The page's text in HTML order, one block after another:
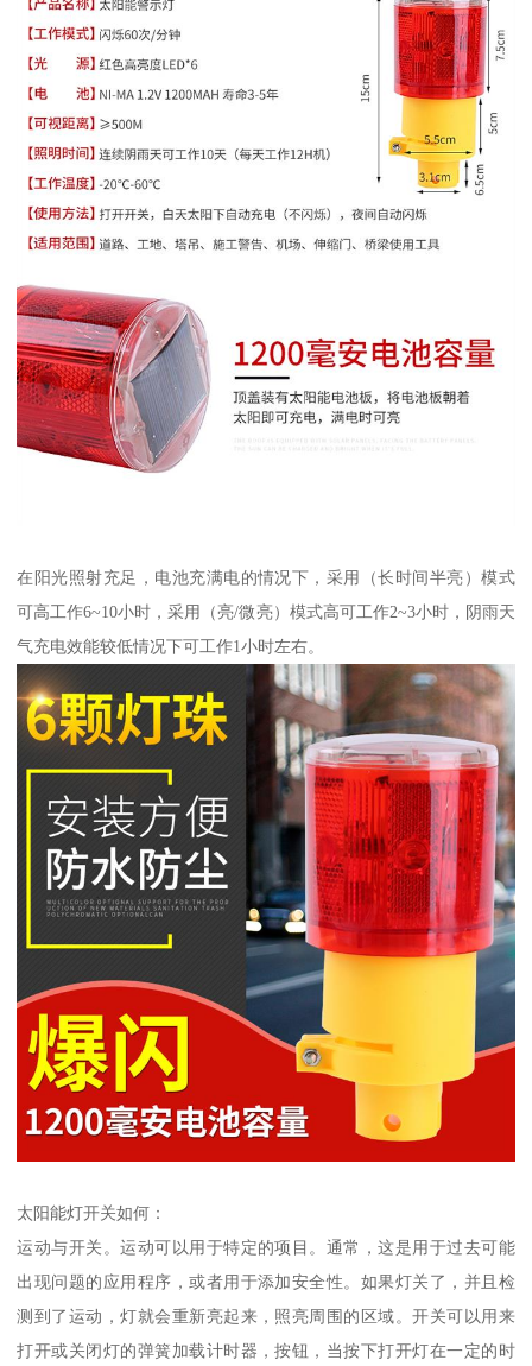
在阳光照射充足，电池充满电的情况下，采用（长时间半亮）模式
可高工作6~10小时，采用（亮/微亮）模式高可工作2~3小时，阴雨天
气充电效能较低情况下可工作1小时左右。
太阳能灯开关如何：
运动与开关。运动可以用于特定的项目。通常，这是用于过去可能
出现问题的应用程序，或者用于添加安全性。如果灯关了，并且检
测到了运动，灯就会重新亮起来，照亮周围的区域。开关可以用来
打开或关闭灯的弹簧加载计时器，按钮，当按下打开灯在一定的时